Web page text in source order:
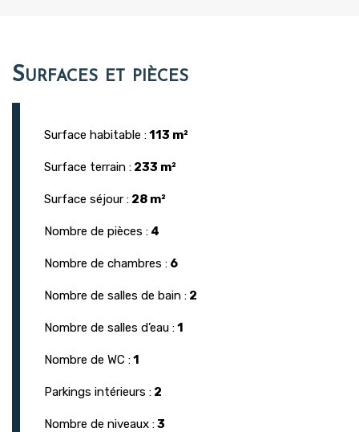
Surfaces et pièces
Surface habitable :113 m²
Surface terrain : 233 m²
Surface séjour : 28 m²
Nombre de pièces : 4
Nombre de chambres : 6
Nombre de salles de bain : 2
Nombre de salles d’eau :1
Nombre de WC :1
Parkings intérieurs : 2
Nombre de niveaux :3